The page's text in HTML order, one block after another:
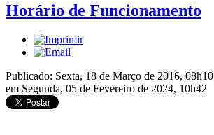
Horário de Funcionamento
Publicado: Sexta, 18 de Março de 2016, 08h10
em Segunda, 05 de Fevereiro de 2024, 10h42